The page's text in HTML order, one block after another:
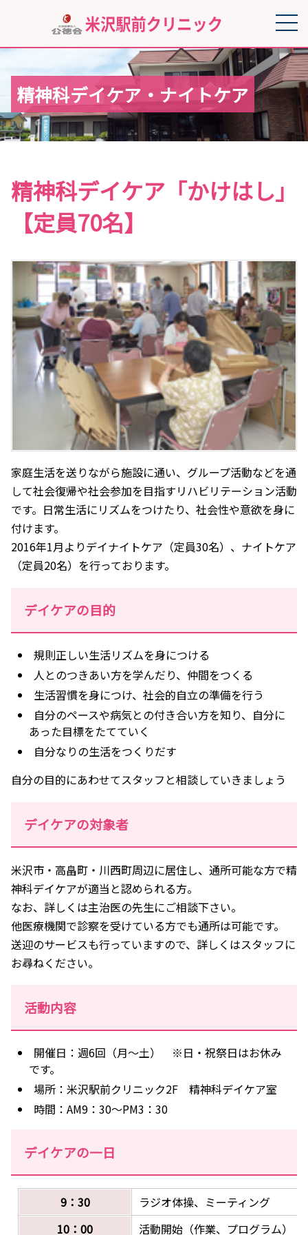
精神科デイケア・ナイトケア
精神科デイケア「かけはし」
【定員70名】
家庭生活を送りながら施設に通い、グループ活動などを通
して社会復帰や社会参加を目指すリハビリテーション活動
です。日常生活にリズムをつけたり、社会性や意欲を身に
付けます。
2016年1月よりデイナイトケア（定員30名）、ナイトケア
（定員20名）を行っております。
デイケアの目的
規則正しい生活リズムを身につける
人とのつきあい方を学んだり、仲間をつくる
生活習慣を身につけ、社会的自立の準備を行う
自分のペースや病気との付き合い方を知り、自分に
あった目標をたてていく
自分なりの生活をつくりだす
自分の目的にあわせてスタッフと相談していきましょう
デイケアの対象者
米沢市・高畠町・川西町周辺に居住し、通所可能な方で精
神科デイケアが適当と認められる方。
なお、詳しくは主治医の先生にご相談下さい。
他医療機関で診察を受けている方でも通所は可能です。
送迎のサービスも行っていますので、詳しくはスタッフに
お尋ねください。
活動内容
開催日：週6回（月～土） ※日・祝祭日はお休み
です。
場所：米沢駅前クリニック2F 精神科デイケア室
時間：AM9：30～PM3：30
デイケアの一日
9：30
ラジオ体操、ミーティング
10：00
活動開始（作業、プログラム）